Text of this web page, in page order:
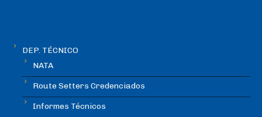
DEP. TÉCNICO
NATA
Route Setters Credenciados
Informes Técnicos